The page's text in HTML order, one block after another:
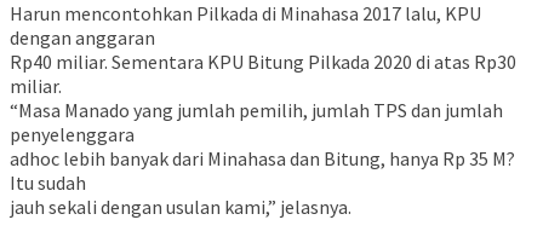
Harun mencontohkan Pilkada di Minahasa 2017 lalu, KPU
dengan anggaran
Rp40 miliar. Sementara KPU Bitung Pilkada 2020 di atas Rp30
miliar.
“Masa Manado yang jumlah pemilih, jumlah TPS dan jumlah
penyelenggara
adhoc lebih banyak dari Minahasa dan Bitung, hanya Rp 35 M?
Itu sudah
jauh sekali dengan usulan kami,” jelasnya.